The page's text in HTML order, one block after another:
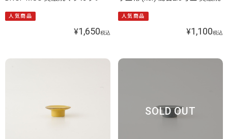
人気商品
¥1,650税込
人気商品
¥1,100税込
SOLD OUT